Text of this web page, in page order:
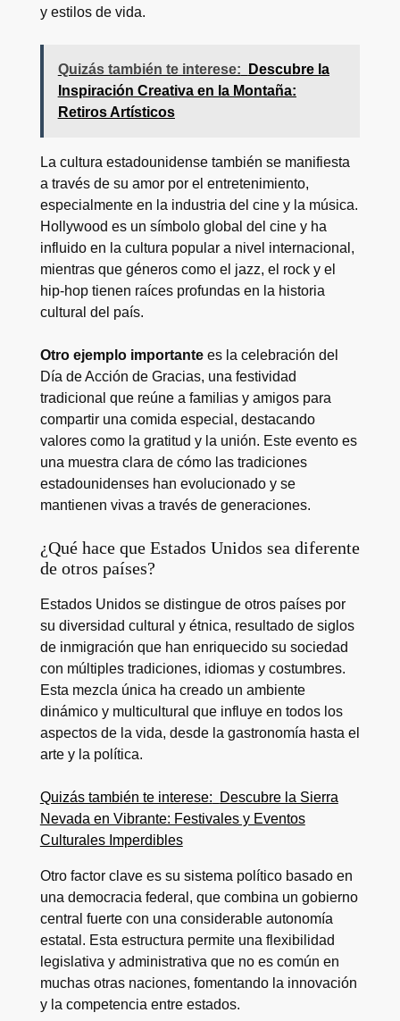
y estilos de vida.
Quizás también te interese:
Descubre la
Inspiración Creativa en la Montaña:
Retiros Artísticos
La cultura estadounidense también se manifiesta
a través de su amor por el entretenimiento,
especialmente en la industria del cine y la música.
Hollywood es un símbolo global del cine y ha
influido en la cultura popular a nivel internacional,
mientras que géneros como el jazz, el rock y el
hip-hop tienen raíces profundas en la historia
cultural del país.
Otro ejemplo importantees la celebración del
Día de Acción de Gracias, una festividad
tradicional que reúne a familias y amigos para
compartir una comida especial, destacando
valores como la gratitud y la unión. Este evento es
una muestra clara de cómo las tradiciones
estadounidenses han evolucionado y se
mantienen vivas a través de generaciones.
¿Qué hace que Estados Unidos sea diferente
de otros países?
Estados Unidos se distingue de otros países por
su diversidad cultural y étnica, resultado de siglos
de inmigración que han enriquecido su sociedad
con múltiples tradiciones, idiomas y costumbres.
Esta mezcla única ha creado un ambiente
dinámico y multicultural que influye en todos los
aspectos de la vida, desde la gastronomía hasta el
arte y la política.
Quizás también te interese:
Descubre la Sierra
Nevada en Vibrante: Festivales y Eventos
Culturales Imperdibles
Otro factor clave es su sistema político basado en
una democracia federal, que combina un gobierno
central fuerte con una considerable autonomía
estatal. Esta estructura permite una flexibilidad
legislativa y administrativa que no es común en
muchas otras naciones, fomentando la innovación
y la competencia entre estados.